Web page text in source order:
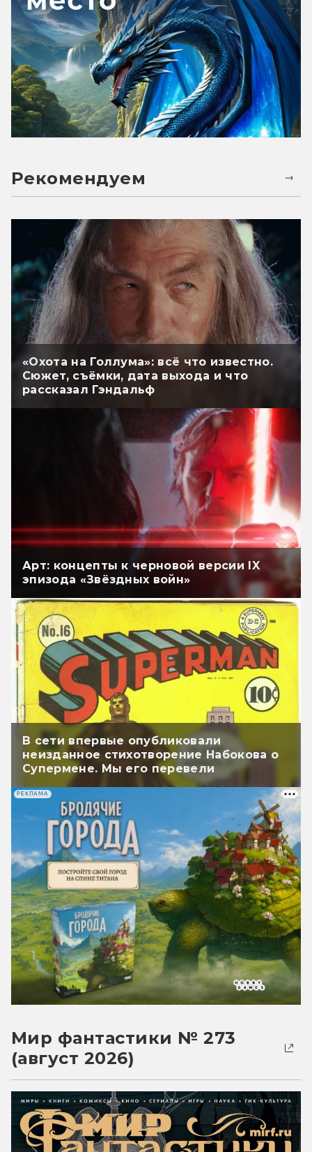
Рекомендуем
«Охота на Голлума»: всё что известно.
Сюжет, съёмки, дата выхода и что
рассказал Гэндальф
Арт: концепты к черновой версии IX
эпизода «Звёздных войн»
В сети впервые опубликовали
неизданное стихотворение Набокова о
Супермене. Мы его перевели
РЕКЛАМА
Мир фантастики № 273
(август 2026)